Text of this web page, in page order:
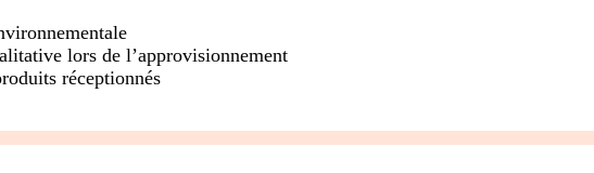
lors de l’approvisionnement
réceptionnés